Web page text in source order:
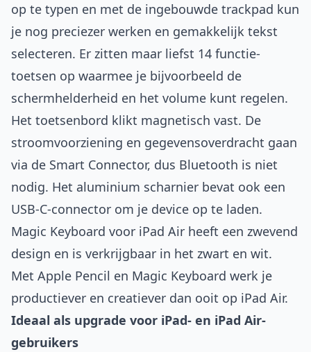
op te typen en met de ingebouwde trackpad kun
je nog preciezer werken en gemakkelijk tekst
selecteren. Er zitten maar liefst 14 functie­
toetsen op waarmee je bijvoorbeeld de
schermhelderheid en het volume kunt regelen.
Het toetsenbord klikt magnetisch vast. De
stroom­voorziening en gegevens­overdracht gaan
via de Smart Connector, dus Bluetooth is niet
nodig. Het aluminium scharnier bevat ook een
USB‑C‑connector om je device op te laden.
Magic Keyboard voor iPad Air heeft een zwevend
design en is verkrijgbaar in het zwart en wit.
Met Apple Pencil en Magic Keyboard werk je
productiever en creatiever dan ooit op iPad Air.
Ideaal als upgrade voor iPad- en iPad Air-
gebruikers